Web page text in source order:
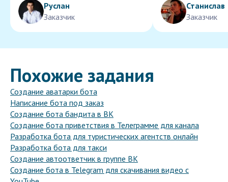
Руслан
Заказчик
Станислав
Заказчик
Похожие задания
Создание аватарки бота
Написание бота под заказ
Создание бота бандита в ВК
Создание бота приветствия в Телеграмме для канала
Разработка бота для туристических агентств онлайн
Разработка бота для такси
Создание автоответчик в группе ВК
Создание бота в Telegram для скачивания видео с